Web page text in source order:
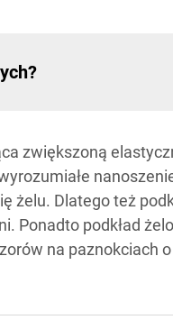
zwiększoną
żelu. Dlatego też
Ponadto podkład
na paznokciach o